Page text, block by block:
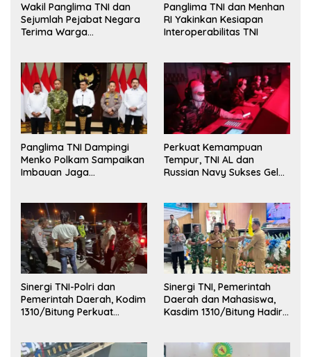
Wakil Panglima TNI dan
Sejumlah Pejabat Negara
Terima Warga
Panglima TNI dan Menhan
RI Yakinkan Kesiapan
Interoperabilitas TNI
Panglima TNI Dampingi
Menko Polkam Sampaikan
Imbauan Jaga
Perkuat Kemampuan
Tempur, TNI AL dan
Russian Navy Sukses Gelar
Sinergi TNI-Polri dan
Pemerintah Daerah, Kodim
1310/Bitung Perkuat
Sinergi TNI, Pemerintah
Daerah dan Mahasiswa,
Kasdim 1310/Bitung Hadiri
Kota Bitung